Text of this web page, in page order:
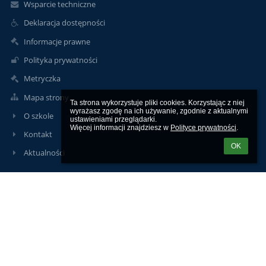
Ta strona wykorzystuje pliki cookies. Korzystając z niej
wyrażasz zgodę na ich używanie, zgodnie z aktualnymi
ustawieniami przeglądarki.
Więcej informacji znajdziesz w Polityce prywatności.
OK
Wsparcie techniczne
Deklaracja dostępności
Informacje prawne
Polityka prywatności
Metryczka
Mapa strony
O szkole
Kontakt
Aktualności
Kontakty